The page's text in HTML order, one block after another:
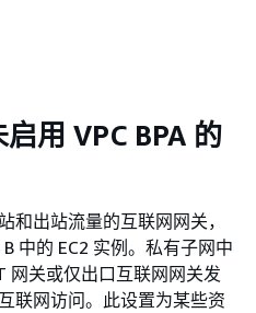
用 VPC BPA 的
和出站流量的互联网网关，
中的 EC2 实例。私有子网中
网关或仅出口互联网网关发
联网访问。此设置为某些资